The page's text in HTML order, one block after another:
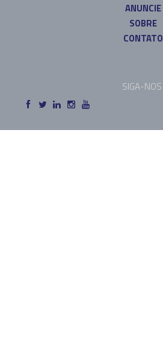
ANUNCIE
SOBRE
CONTATO
SIGA-NOS